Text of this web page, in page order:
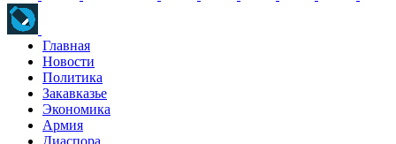
Главная
Новости
Политика
Закавказье
Экономика
Армия
Диаспора